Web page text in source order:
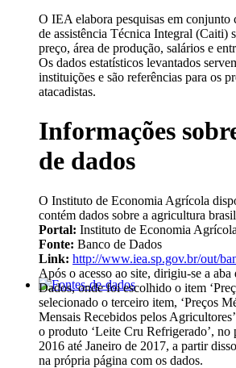
O IEA elabora pesquisas em conjunto
de assistência Técnica Integral (Caiti)
preço, área de produção, salários e
Os dados estatísticos levantados
instituições e são referências para os
atacadistas.
Informações
de dados
O Instituto de Economia Agrícola
contém dados sobre a agricultura
Portal: Instituto de Economia
Fonte: Banco de Dados
Link: http://www.iea.sp.gov.br/out/
Após o acesso ao site, dirigiu-se a
Dados, onde foi escolhido o item
selecionado o terceiro item, ‘Preços
Mensais Recebidos pelos
o produto ‘Leite Cru Refrigerado’, no
2016 até Janeiro de 2017, a partir
na própria página com os dados.